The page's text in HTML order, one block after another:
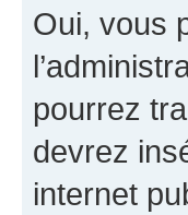
Oui, vous
pourrez
devrez
internet